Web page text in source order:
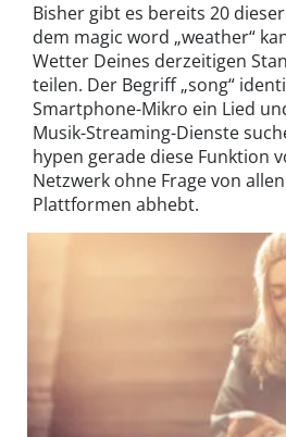
Bisher gibt es bereits 20
dem magic word „weather“
Wetter Deines derzeitigen
teilen. Der Begriff „song“
Smartphone-Mikro ein Lied
Musik-Streaming-Dienste
hypen gerade diese Funktion
Netzwerk ohne Frage von
Plattformen abhebt.